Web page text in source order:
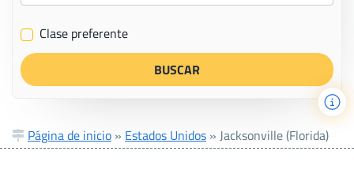
✔ Clase preferente
Página de inicio » Estados Unidos » Jacksonville (Florida)